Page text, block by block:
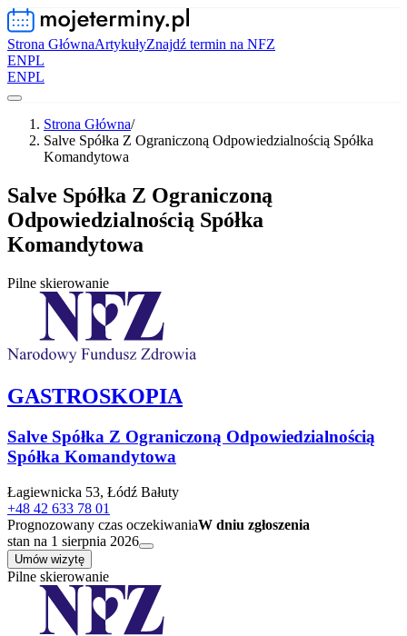
Strona GłównaArtykułyZnajdź termin na NFZ
ENPL
ENPL
Strona Główna/
Salve Spółka Z Ograniczoną Odpowiedzialnością Spółka
Komandytowa
Salve Spółka Z Ograniczoną
Odpowiedzialnością Spółka
Komandytowa
Pilne skierowanie
GASTROSKOPIA
Salve Spółka Z Ograniczoną Odpowiedzialnością
Spółka Komandytowa
Łagiewnicka 53, Łódź Bałuty
+48 42 633 78 01
Prognozowany czas oczekiwaniaW dniu zgłoszenia
stan na 1 sierpnia 2026
Umów wizytę
Pilne skierowanie